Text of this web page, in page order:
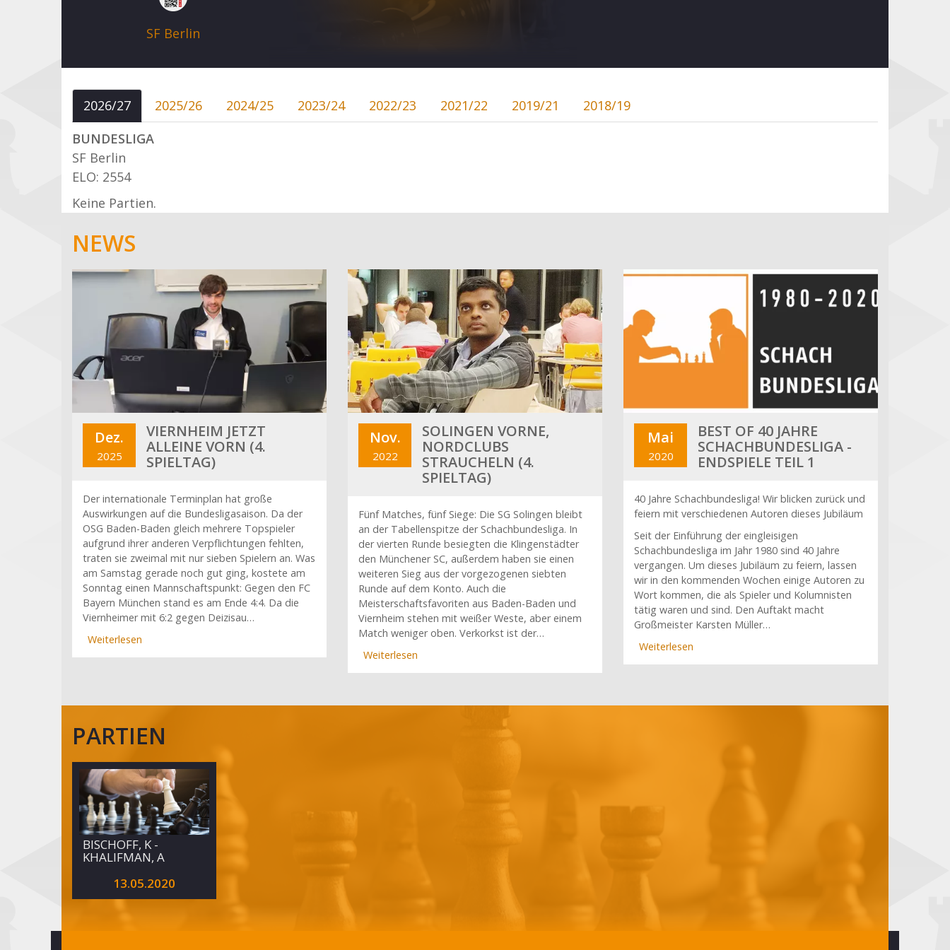
SF Berlin
2026/27 2025/26 2024/25 2023/24 2022/23 2021/22 2019/21
2018/19
BUNDESLIGA
SF Berlin
ELO: 2554
Keine Partien.
NEWS
Dez.
2025
VIERNHEIM JETZT
ALLEINE VORN (4.
SPIELTAG)
Der internationale Terminplan hat große
Auswirkungen auf die Bundesligasaison. Da der
OSG Baden-Baden gleich mehrere Topspieler
aufgrund ihrer anderen Verpflichtungen fehlten,
traten sie zweimal mit nur sieben Spielern an. Was
am Samstag gerade noch gut ging, kostete am
Sonntag einen Mannschaftspunkt: Gegen den FC
Bayern München stand es am Ende 4:4. Da die
Viernheimer mit 6:2 gegen Deizisau…
Weiterlesen
Spieltag)
Nov.
2022
SOLINGEN VORNE,
NORDCLUBS
STRAUCHELN (4.
SPIELTAG)
Fünf Matches, fünf Siege: Die SG Solingen bleibt
an der Tabellenspitze der Schachbundesliga. In
der vierten Runde besiegten die Klingenstädter
den Münchener SC, außerdem haben sie einen
weiteren Sieg aus der vorgezogenen siebten
Runde auf dem Konto. Auch die
Meisterschaftsfavoriten aus Baden-Baden und
Viernheim stehen mit weißer Weste, aber einem
Match weniger oben. Verkorkst ist der…
Weiterlesen
Mai
2020
BEST OF 40 JAHRE
SCHACHBUNDESLIGA -
ENDSPIELE TEIL 1
40 Jahre Schachbundesliga! Wir blicken zurück und
feiern mit verschiedenen Autoren dieses Jubiläum
Seit der Einführung der eingleisigen
Schachbundesliga im Jahr 1980 sind 40 Jahre
vergangen. Um dieses Jubiläum zu feiern, lassen
wir in den kommenden Wochen einige Autoren zu
Wort kommen, die als Spieler und Kolumnisten
tätig waren und sind. Den Auftakt macht
Großmeister Karsten Müller…
Weiterlesen
Jahre
PARTIEN
BISCHOFF, K -
KHALIFMAN, A
13.05.2020